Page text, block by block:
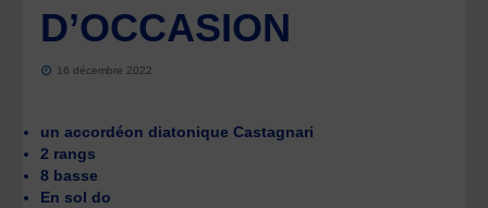
D’OCCASION
16 décembre 2022
un accordéon diatonique Castagnari
2 rangs
8 basse
En sol do